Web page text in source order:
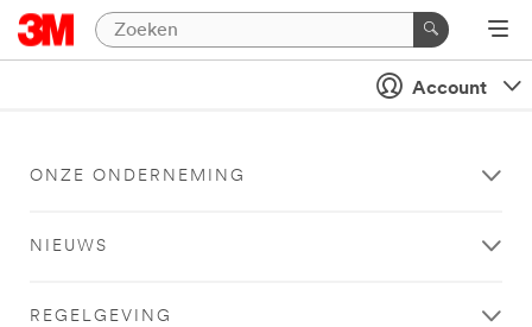
Account
ONZE ONDERNEMING
NIEUWS
REGELGEVING